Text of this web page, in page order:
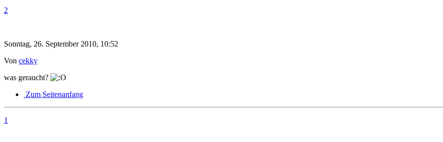
2
Sonntag, 26. September 2010, 10:52
Von cekky
was geraucht?
Zum Seitenanfang
1